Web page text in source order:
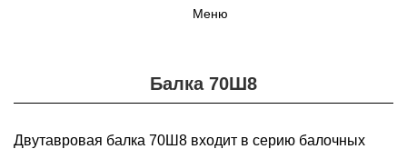
Меню
Балка 70Ш8
Двутавровая балка 70Ш8 входит в серию балочных